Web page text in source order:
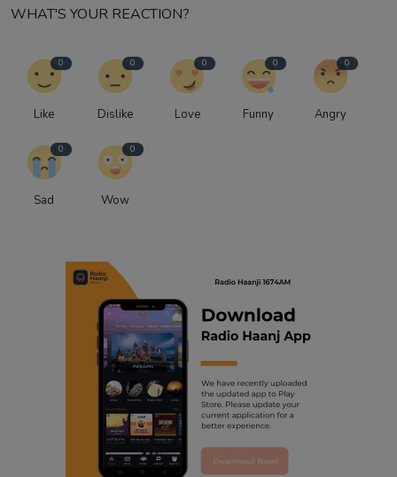
WHAT'S YOUR REACTION?
0
Like
0
Dislike
0
Love
0
Funny
0
Angry
0
Sad
0
Wow